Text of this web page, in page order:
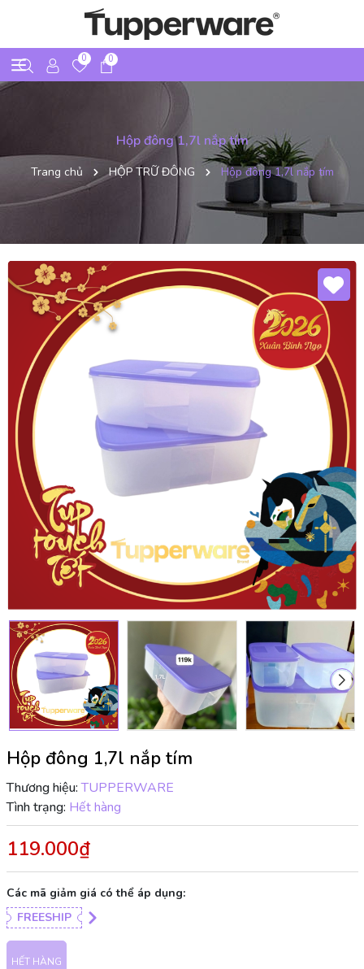
0 0
Hộp đông 1,7l nắp tím
Trang chủ HỘP TRỮ ĐÔNG Hộp đông 1,7l nắp tím
Hộp đông 1,7l nắp tím
Thương hiệu: TUPPERWARE
Tình trạng: Hết hàng
119.000₫
Các mã giảm giá có thể áp dụng:
FREESHIP
HẾT HÀNG